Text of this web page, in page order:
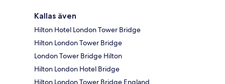
Kallas även
Hilton Hotel London Tower Bridge
Hilton London Tower Bridge
London Tower Bridge Hilton
Hilton London Hotel Bridge
Hilton London Tower Bridge England